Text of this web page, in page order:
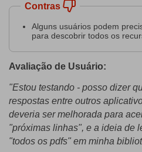
Contras
Alguns usuários podem
para descobrir todos os
Avaliação de Usuário:
"Estou testando - posso dizer
respostas entre outros
deveria ser melhorada para
"próximas linhas", e a ideia de
"todos os pdfs" em minha